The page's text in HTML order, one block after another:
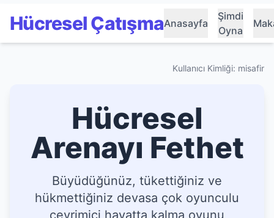
Hücresel ÇatışmaAnasayfa
Şimdi
Oyna
Kullanıcı Kimliği: misafir
Hücresel
Arenayı Fethet
Büyüdüğünüz, tükettiğiniz ve
hükmettiğiniz devasa çok oyunculu
çevrimiçi hayatta kalma oyunu